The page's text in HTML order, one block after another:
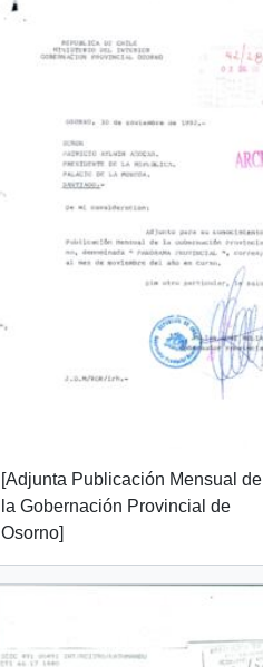
[Adjunta Publicación Mensual de
la Gobernación Provincial de
Osorno]